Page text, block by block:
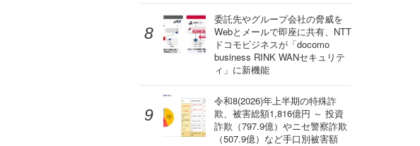
委託先やグループ会社の脅威を
Webとメールで即座に共有、NTT
ドコモビジネスが「docomo
business RINK WANセキュリテ
ィ」に新機能
令和8(2026)年上半期の特殊詐
欺、被害総額1,816億円 ～ 投資
詐欺（797.9億）やニセ警察詐欺
（507.9億）など手口別被害額